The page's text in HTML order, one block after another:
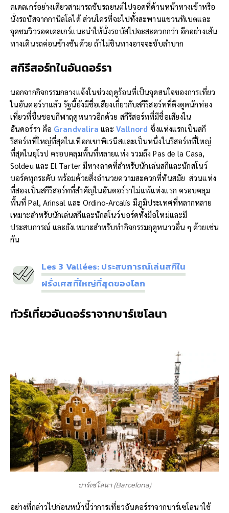
คเดลเกร์อย่างเดียวสามารถขับรถยนต์ไปจอดที่ด้านหน้าทางเข้าหรือ
นั่งรถบัสจากกานิลโลได้ ส่วนใครที่จะไปทั้งสะพานแขวนทิเบตและ
จุดชมวิวรอคเดลเกร์แนะนำให้นั่งรถบัสไปจะสะดวกกว่า อีกอย่างเส้น
ทางเดินรถค่อนข้างชันด้วย ถ้าไม่ชินทางอาจจะขับลำบาก
สกีรีสอร์ทในอันดอร์รา
นอกจากกิจกรรมกลางแจ้งในช่วงฤดูร้อนที่เป็นจุดสนใจของการเที่ยว
ในอันดอร์ราแล้ว รัฐนี้ยังมีชื่อเสียงเกี่ยวกับสกีรีสอร์ทที่ดึงดูดนักท่อง
เที่ยวที่ชื่นชอบกีฬาฤดูหนาวอีกด้วย สกีรีสอร์ทที่มีชื่อเสียงใน
อันดอร์รา คือ Grandvalira และ Vallnord ซึ่งแห่งแรกเป็นสกี
รีสอร์ทที่ใหญ่ที่สุดในเทือกเขาพิเรนีสและเป็นหนึ่งในรีสอร์ทที่ใหญ่
ที่สุดในยุโรป ครอบคลุมพื้นที่หลายแห่ง รวมถึง Pas de la Casa,
Soldeu และ El Tarter มีทางลาดที่สำหรับนักเล่นสกีและนักสโนว์
บอร์ดทุกระดับ พร้อมด้วยสิ่งอำนวยความสะดวกที่ทันสมัย ​ ส่วนแห่ง
ที่สองเป็นสกีรีสอร์ทที่สำคัญในอันดอร์ราไม่แพ้แห่งแรก ครอบคลุม
พื้นที่ Pal, Arinsal และ Ordino-Arcalís มีภูมิประเทศที่หลากหลาย
เหมาะสำหรับนักเล่นสกีและนักสโนว์บอร์ดทั้งมือใหม่และมี
ประสบการณ์ และยังเหมาะสำหรับทำกิจกรรมฤดูหนาวอื่น ๆ ด้วยเช่น
กัน
Les 3 Vallées: ประสบการณ์เล่นสกีใน
ฝรั่งเศสที่ใหญ่ที่สุดของโลก
ทัวร์เที่ยวอันดอร์ราจากบาร์เซโลนา
บาร์เซโลนา (Barcelona)
อย่างที่กล่าวไปก่อนหน้านี้ว่าการเที่ยวอันดอร์ราจากบาร์เซโลนาใช้